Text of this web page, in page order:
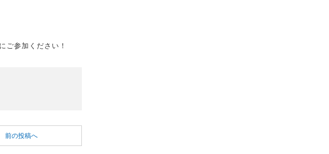
ご参加ください！
前の投稿へ